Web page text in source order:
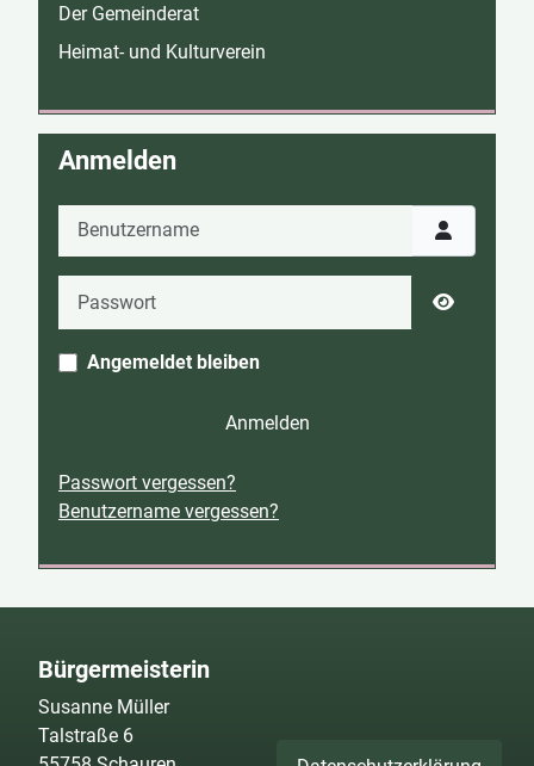
Der Gemeinderat
Heimat- und Kulturverein
Anmelden
Benutzername
Angemeldet bleiben
Anmelden
Passwort vergessen?
Benutzername vergessen?
Bürgermeisterin
Susanne Müller
Talstraße 6